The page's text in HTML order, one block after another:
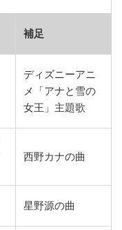
補足
ディズニーアニ
メ「アナと雪の
女王」主題歌
西野カナの曲
星野源の曲